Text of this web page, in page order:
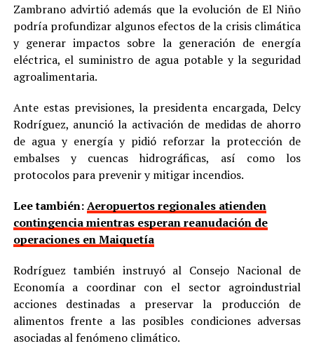
Zambrano advirtió además que la evolución de El Niño
podría profundizar algunos efectos de la crisis climática
y generar impactos sobre la generación de energía
eléctrica, el suministro de agua potable y la seguridad
agroalimentaria.
Ante estas previsiones, la presidenta encargada, Delcy
Rodríguez, anunció la activación de medidas de ahorro
de agua y energía y pidió reforzar la protección de
embalses y cuencas hidrográficas, así como los
protocolos para prevenir y mitigar incendios.
Lee también:Aeropuertos regionales atienden
contingencia mientras esperan reanudación de
operaciones en Maiquetía
Rodríguez también instruyó al Consejo Nacional de
Economía a coordinar con el sector agroindustrial
acciones destinadas a preservar la producción de
alimentos frente a las posibles condiciones adversas
asociadas al fenómeno climático.